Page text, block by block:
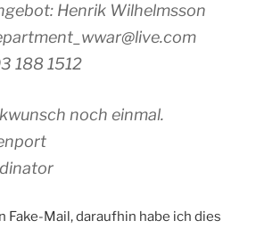
Henrik Wilhelmsson
188 1512
noch einmal.
Fake-Mail, daraufhin habe ich dies